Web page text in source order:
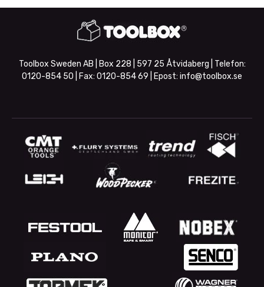
Toolbox Sweden AB | Box 228 | 597 25 Åtvidaberg | Telefon:
0120-854 50 | Fax: 0120-854 69 | Epost: info@toolbox.se